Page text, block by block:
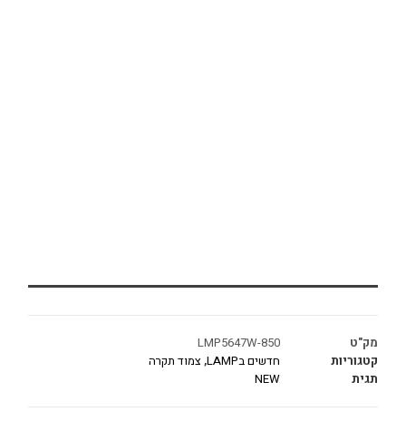
מק"ט
LMP5647W-850
קטגוריות
חדשים בLAMP , צמוד תקרה
תגית
NEW